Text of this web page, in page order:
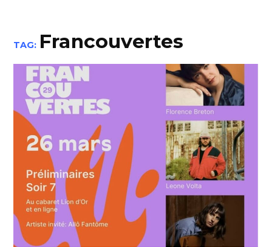
TAG: Francouvertes